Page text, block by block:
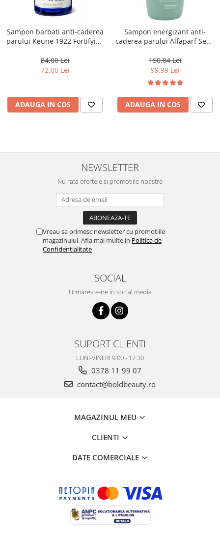
Sampon barbati anti-caderea
parului Keune 1922 Fortifying
84,00 Lei
72,00 Lei
ADAUGA IN COS
Sampon energizant anti-
caderea parului Alfaparf Semi
Energizing, 1000 ml
150,04 Lei
99,99 Lei
ADAUGA IN COS
NEWSLETTER
Nu rata ofertele si promotiile noastre
Vreau sa primesc newsletter cu promotiile
magazinului. Afla mai multe in Politica de
Confidentialitate
SOCIAL
Urmareste-ne in social media
SUPORT CLIENTI
LUNI-VINERI 9:00 - 17:30
0378 11 99 07
contact@boldbeauty.ro
MAGAZINUL MEU
CLIENTI
DATE COMERCIALE